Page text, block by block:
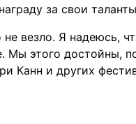
за свои
везло. Я надеюсь,
Мы этого достойны,
Канн и других